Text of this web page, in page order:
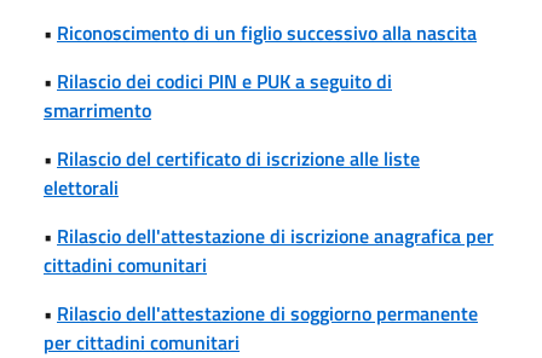
• Riconoscimento di un figlio successivo alla nascita
• Rilascio dei codici PIN e PUK a seguito di
smarrimento
• Rilascio del certificato di iscrizione alle liste
elettorali
• Rilascio dell'attestazione di iscrizione anagrafica per
cittadini comunitari
• Rilascio dell'attestazione di soggiorno permanente
per cittadini comunitari